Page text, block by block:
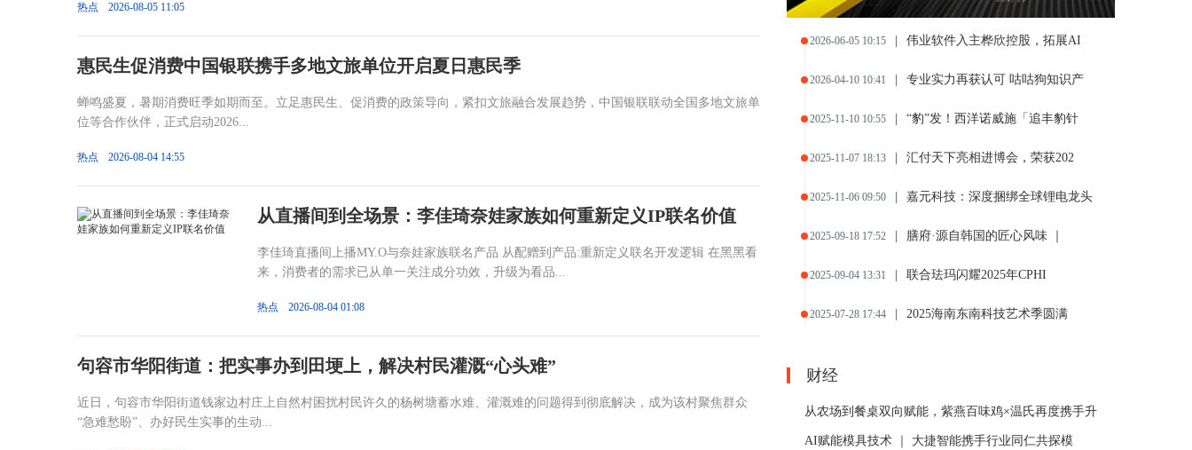
热点 2026-08-05 11:05
惠民生促消费中国银联携手多地文旅单位开启夏日惠民季
蝉鸣盛夏，暑期消费旺季如期而至。立足惠民生、促消费的政策导向，紧扣文旅融合发展趋势，中国银联联动全国多地文旅单
位等合作伙伴，正式启动2026...
热点 2026-08-04 14:55
从直播间到全场景：李佳琦奈娃家族如何重新定义IP联名价值
李佳琦直播间上播MY.O与奈娃家族联名产品 从配赠到产品:重新定义联名开发逻辑 在黑黑看
来，消费者的需求已从单一关注成分功效，升级为看品...
热点 2026-08-04 01:08
句容市华阳街道：把实事办到田埂上，解决村民灌溉“心头难”
近日，句容市华阳街道钱家边村庄上自然村困扰村民许久的杨树塘蓄水难、灌溉难的问题得到彻底解决，成为该村聚焦群众
“急难愁盼”、办好民生实事的生动...
2026-06-05 10:15 伟业软件入主桦欣控股，拓展AI
2026-04-10 10:41 专业实力再获认可 咕咕狗知识产
2025-11-10 10:55 “豹”发！西洋诺威施「追丰豹针
2025-11-07 18:13 汇付天下亮相进博会，荣获202
2025-11-06 09:50 嘉元科技：深度捆绑全球锂电龙头
2025-09-18 17:52 膳府·源自韩国的匠心风味 ｜
2025-09-04 13:31 联合珐玛闪耀2025年CPHI
2025-07-28 17:44 2025海南东南科技艺术季圆满
财经
从农场到餐桌双向赋能，紫燕百味鸡×温氏再度携手升
AI赋能模具技术 ｜ 大捷智能携手行业同仁共探模